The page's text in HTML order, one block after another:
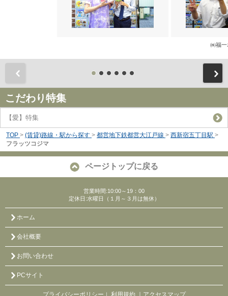
㈱福一
こだわり特集
【愛】特集
TOP > (賃貸)路線・駅から探す > 都営地下鉄都営大江戸線 > 西新宿五丁目駅 >
フラッツコジマ
ページトップに戻る
営業時間:10:00～19：00
定休日:水曜日（１月～３月は無休）
ホーム
会社概要
お問い合わせ
PCサイト
プライバシーポリシー ｜ 利用規約 ｜アクセスマップ